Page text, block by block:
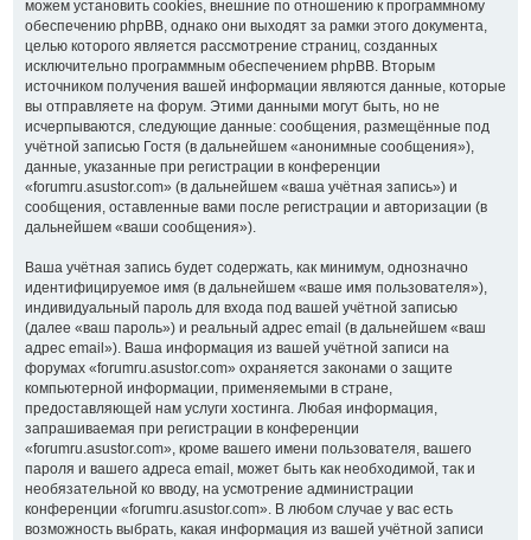
можем установить cookies, внешние по отношению к программному
обеспечению phpBB, однако они выходят за рамки этого документа,
целью которого является рассмотрение страниц, созданных
исключительно программным обеспечением phpBB. Вторым
источником получения вашей информации являются данные, которые
вы отправляете на форум. Этими данными могут быть, но не
исчерпываются, следующие данные: сообщения, размещённые под
учётной записью Гостя (в дальнейшем «анонимные сообщения»),
данные, указанные при регистрации в конференции
«forumru.asustor.com» (в дальнейшем «ваша учётная запись») и
сообщения, оставленные вами после регистрации и авторизации (в
дальнейшем «ваши сообщения»).
Ваша учётная запись будет содержать, как минимум, однозначно
идентифицируемое имя (в дальнейшем «ваше имя пользователя»),
индивидуальный пароль для входа под вашей учётной записью
(далее «ваш пароль») и реальный адрес email (в дальнейшем «ваш
адрес email»). Ваша информация из вашей учётной записи на
форумах «forumru.asustor.com» охраняется законами о защите
компьютерной информации, применяемыми в стране,
предоставляющей нам услуги хостинга. Любая информация,
запрашиваемая при регистрации в конференции
«forumru.asustor.com», кроме вашего имени пользователя, вашего
пароля и вашего адреса email, может быть как необходимой, так и
необязательной ко вводу, на усмотрение администрации
конференции «forumru.asustor.com». В любом случае у вас есть
возможность выбрать, какая информация из вашей учётной записи